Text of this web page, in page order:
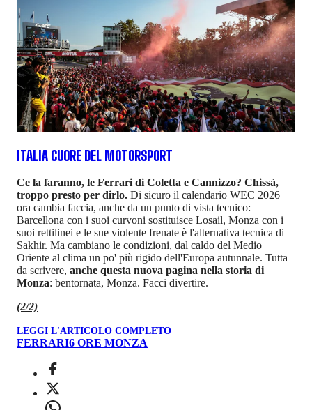
ITALIA CUORE DEL MOTORSPORT
Ce la faranno, le Ferrari di Coletta e Cannizzo? Chissà,
troppo presto per dirlo. Di sicuro il calendario WEC 2026
ora cambia faccia, anche da un punto di vista tecnico:
Barcellona con i suoi curvoni sostituisce Losail, Monza con i
suoi rettilinei e le sue violente frenate è l'alternativa tecnica di
Sakhir. Ma cambiano le condizioni, dal caldo del Medio
Oriente al clima un po' più rigido dell'Europa autunnale. Tutta
da scrivere, anche questa nuova pagina nella storia di
Monza: bentornata, Monza. Facci divertire.
(2/2)
LEGGI L'ARTICOLO COMPLETO
FERRARI6 ORE MONZA